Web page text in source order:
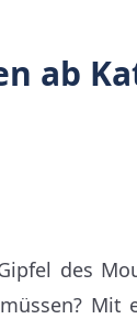
ab
des
Mit